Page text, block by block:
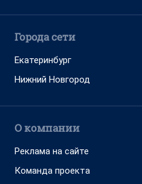
Города сети
Екатеринбург
Нижний Новгород
О компании
Реклама на сайте
Команда проекта